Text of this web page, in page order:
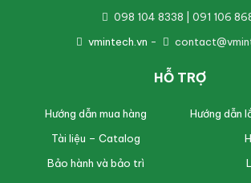
098 104 8338 | 091 106
vmintech.vn -
HỖ TRỢ
Hướng dẫn mua hàng
Hướng dẫn
Tài liệu – Catalog
Bảo hành và bảo trì